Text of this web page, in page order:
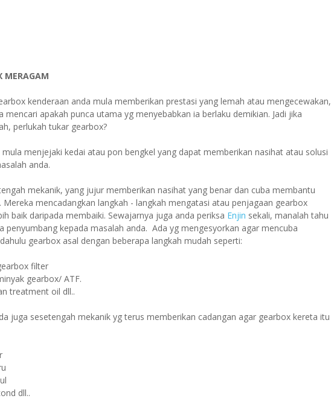
MERAGAM
kenderaan anda mula memberikan prestasi yang lemah atau mengecewakan,
mencari apakah punca utama yg menyebabkan ia berlaku demikian. Jadi jika
perlukah tukar gearbox?
mula menjejaki kedai atau pon bengkel yang dapat memberikan nasihat atau solusi
anda.
mekanik, yang jujur memberikan nasihat yang benar dan cuba membantu
Mereka mencadangkan langkah - langkah mengatasi atau penjagaan gearbox
baik daripada membaiki. Sewajarnya juga anda periksa Enjin sekali, manalah tahu
penyumbang kepada masalah anda. Ada yg mengesyorkan agar mencuba
gearbox asal dengan beberapa langkah mudah seperti:
filter
gearbox/ ATF.
treatment oil dll..
juga sesetengah mekanik yg terus memberikan cadangan agar gearbox kereta itu
dll..